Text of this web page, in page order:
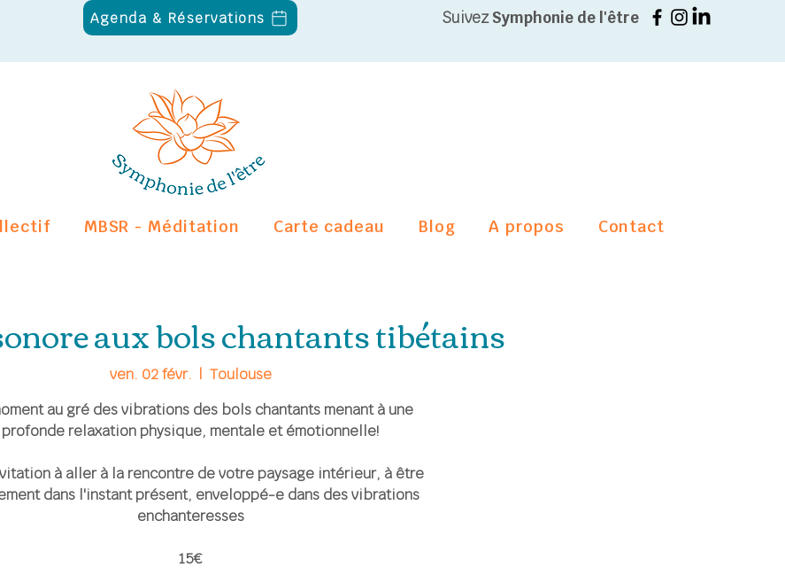
Agenda & Réservations SuivezSymphonie de l'être
MBSR - Méditation Carte cadeau Blog A propos Contact
aux bols chantants tibétains
ven. 02 févr.
  |
Toulouse
au gré des vibrations des bols chantants menant à une
profonde relaxation physique, mentale et émotionnelle!
à aller à la rencontre de votre paysage intérieur, à être
dans l'instant présent, enveloppé-e dans des vibrations
enchanteresses
15€